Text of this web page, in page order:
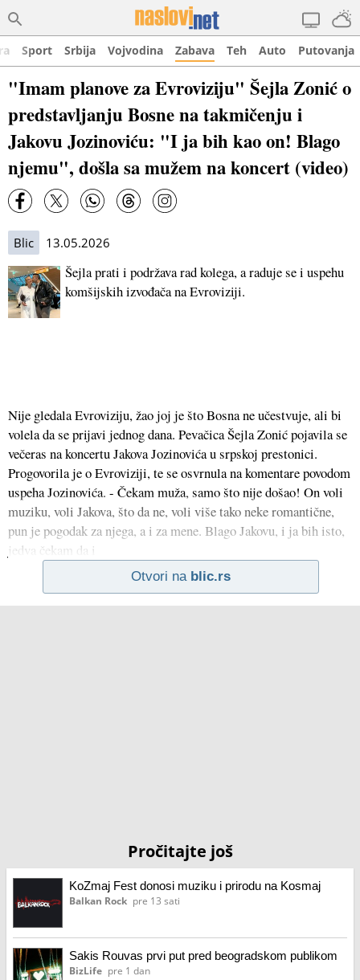
Sport Srbija Vojvodina Zabava Teh Auto Putovanja
"Imam planove za Evroviziju" Šejla Zonić o
predstavljanju Bosne na takmičenju i
Jakovu Jozinoviću: "I ja bih kao on! Blago
njemu", došla sa mužem na koncert (video)
Blic 13.05.2026
Šejla prati i podržava rad kolega, a raduje se i uspehu
komšijskih izvođača na Evroviziji.
Nije gledala Evroviziju, žao joj je što Bosna ne učestvuje, ali bi
volela da se prijavi jednog dana. Pevačica Šejla Zonić pojavila se
večeras na koncertu Jakova Jozinovića u srpskoj prestonici.
Progovorila je o Evroviziji, te se osvrnula na komentare povodom
uspeha Jozinovića. - Čekam muža, samo što nije došao! On voli
muziku, voli Jakova, što da ne, voli više tako neke romantične,
pun je pogodak za njega, a i za mene. Blago Jakovu, i ja bih isto,
jedva čekam da i
Otvori na blic.rs
Pročitajte još
KoZmaj Fest donosi muziku i prirodu na Kosmaj
Balkan Rock pre 13 sati
Sakis Rouvas prvi put pred beogradskom publikom
BizLife pre 1 dan